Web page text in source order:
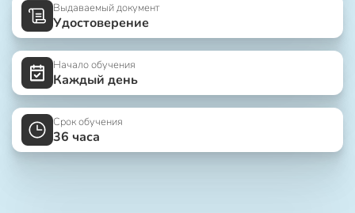
Выдаваемый документ
Удостоверение
Начало обучения
Каждый день
Срок обучения
36 часа